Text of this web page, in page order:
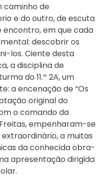
caminho de
e do outro, de escuta
encontro, em que cada
descobrir os
los. Ciente desta
a disciplina de
do 11.º 2A, um
a encenação de “Os
original do
o comando da
empenharam-se
a muitas
da conhecida obra-
apresentação dirigida